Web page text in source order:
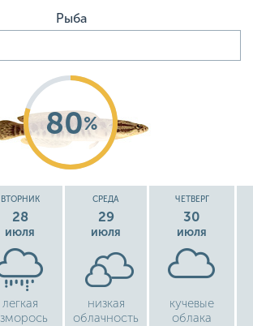
Рыба
80%
ВТОРНИК
28
июля
легкая
СРЕДА
29
июля
низкая
облачность
ЧЕТВЕРГ
30
июля
кучевые
облака